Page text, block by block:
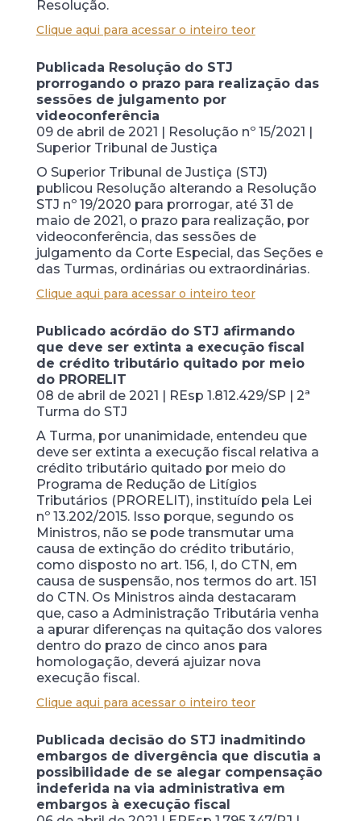
Resolução.
Clique aqui para acessar o inteiro teor
Publicada Resolução do STJ
prorrogando o prazo para realização das
sessões de julgamento por
videoconferência
09 de abril de 2021 | Resolução nº 15/2021 |
Superior Tribunal de Justiça
O Superior Tribunal de Justiça (STJ)
publicou Resolução alterando a Resolução
STJ nº 19/2020 para prorrogar, até 31 de
maio de 2021, o prazo para realização, por
videoconferência, das sessões de
julgamento da Corte Especial, das Seções e
das Turmas, ordinárias ou extraordinárias.
Clique aqui para acessar o inteiro teor
Publicado acórdão do STJ afirmando
que deve ser extinta a execução fiscal
de crédito tributário quitado por meio
do PRORELIT
08 de abril de 2021 | REsp 1.812.429/SP | 2ª
Turma do STJ
A Turma, por unanimidade, entendeu que
deve ser extinta a execução fiscal relativa a
crédito tributário quitado por meio do
Programa de Redução de Litígios
Tributários (PRORELIT), instituído pela Lei
nº 13.202/2015. Isso porque, segundo os
Ministros, não se pode transmutar uma
causa de extinção do crédito tributário,
como disposto no art. 156, I, do CTN, em
causa de suspensão, nos termos do art. 151
do CTN. Os Ministros ainda destacaram
que, caso a Administração Tributária venha
a apurar diferenças na quitação dos valores
dentro do prazo de cinco anos para
homologação, deverá ajuizar nova
execução fiscal.
Clique aqui para acessar o inteiro teor
Publicada decisão do STJ inadmitindo
embargos de divergência que discutia a
possibilidade de se alegar compensação
indeferida na via administrativa em
embargos à execução fiscal